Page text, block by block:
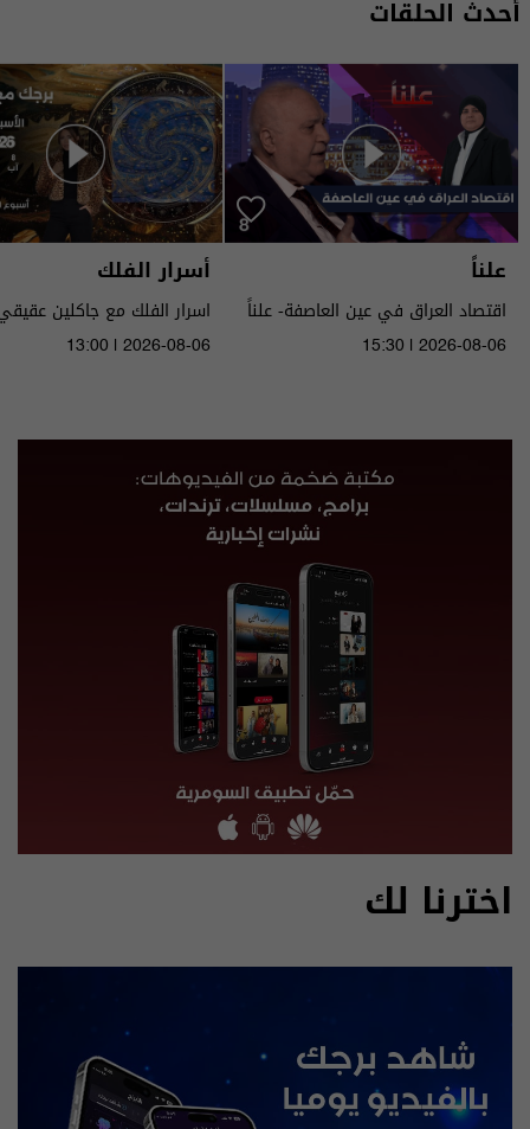
أحدث الحلقات
علناً
اقتصاد العراق في عين العاصفة- علناً
م٥ - الحلقة ٨ | الموسم ٥
15:30 | 2026-08-06
أسرار الفلك
الى ١٤ آب ٢٠٢٦ | 2026
13:00 | 2026-08-06
اخترنا لك